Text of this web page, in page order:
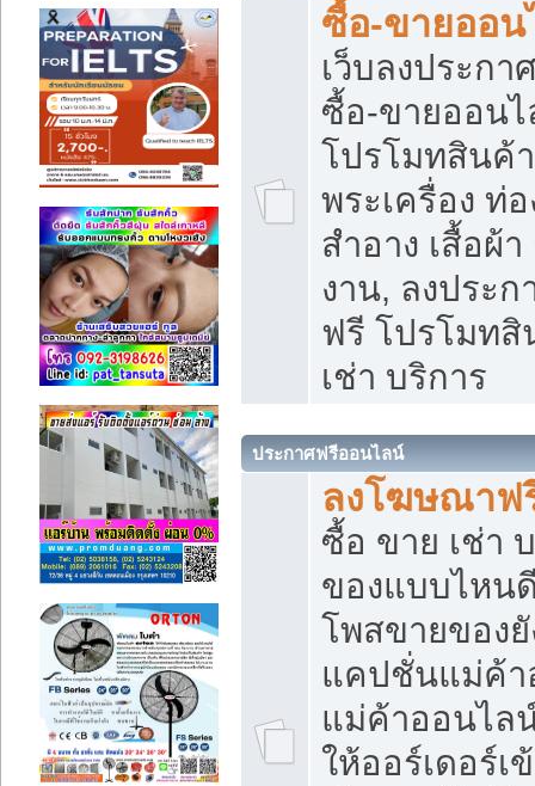
ซื้อ-ขายออน
เว็บลงประก
ซื้อ-ขายออน
โปรโมทสินค้
พระเครื่อง ท่อ
สำอาง เสื้อผ้
งาน, ลงประ
ฟรี โปรโมท
เช่า บริการ
ประกาศฟรีออนไลน์
ลงโฆษณาฟ
ซื้อ ขาย เช่า
ของแบบไหน
โพสขายของยั
แคปชั่นแม่ค้
แม่ค้าออนไล
ให้ออร์เดอร์เ